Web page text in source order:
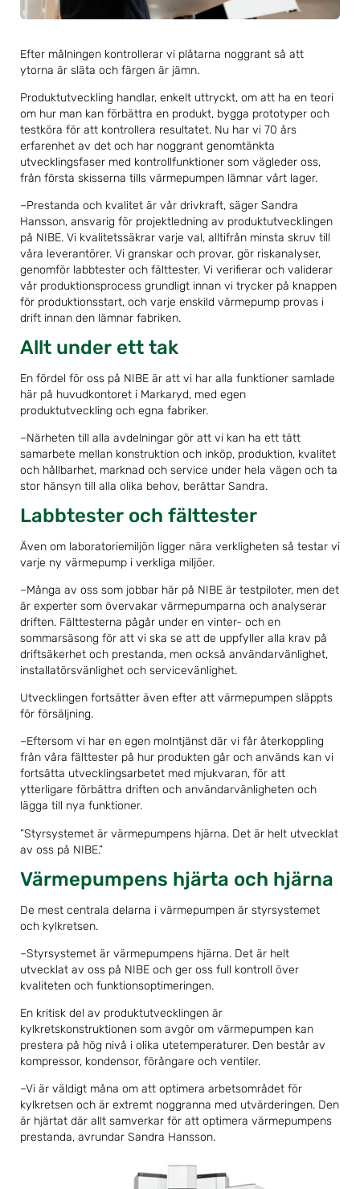
Efter målningen kontrollerar vi plåtarna noggrant så att
ytorna är släta och färgen är jämn.
Produktutveckling handlar, enkelt uttryckt, om att ha en teori
om hur man kan förbättra en produkt, bygga prototyper och
testköra för att kontrollera resultatet. Nu har vi 70 års
erfarenhet av det och har noggrant genomtänkta
utvecklingsfaser med kontrollfunktioner som vägleder oss,
från första skisserna tills värmepumpen lämnar vårt lager.
–Prestanda och kvalitet är vår drivkraft, säger Sandra
Hansson, ansvarig för projektledning av produktutvecklingen
på NIBE. Vi kvalitetssäkrar varje val, alltifrån minsta skruv till
våra leverantörer. Vi granskar och provar, gör riskanalyser,
genomför labbtester och fälttester. Vi verifierar och validerar
vår produktionsprocess grundligt innan vi trycker på knappen
för produktionsstart, och varje enskild värmepump provas i
drift innan den lämnar fabriken.
Allt under ett tak
En fördel för oss på NIBE är att vi har alla funktioner samlade
här på huvudkontoret i Markaryd, med egen
produktutveckling och egna fabriker.
–Närheten till alla avdelningar gör att vi kan ha ett tätt
samarbete mellan konstruktion och inköp, produktion, kvalitet
och hållbarhet, marknad och service under hela vägen och ta
stor hänsyn till alla olika behov, berättar Sandra.
Labbtester och fälttester
Även om laboratoriemiljön ligger nära verkligheten så testar vi
varje ny värmepump i verkliga miljöer.
–Många av oss som jobbar här på NIBE är testpiloter, men det
är experter som övervakar värmepumparna och analyserar
driften. Fälttesterna pågår under en vinter- och en
sommarsäsong för att vi ska se att de uppfyller alla krav på
driftsäkerhet och prestanda, men också användarvänlighet,
installatörsvänlighet och servicevänlighet.
Utvecklingen fortsätter även efter att värmepumpen släppts
för försäljning.
–Eftersom vi har en egen molntjänst där vi får återkoppling
från våra fälttester på hur produkten går och används kan vi
fortsätta utvecklingsarbetet med mjukvaran, för att
ytterligare förbättra driften och användarvänligheten och
lägga till nya funktioner.
”Styrsystemet är värmepumpens hjärna. Det är helt utvecklat
av oss på NIBE.”
Värmepumpens hjärta och hjärna
De mest centrala delarna i värmepumpen är styrsystemet
och kylkretsen.
–Styrsystemet är värmepumpens hjärna. Det är helt
utvecklat av oss på NIBE och ger oss full kontroll över
kvaliteten och funktionsoptimeringen.
En kritisk del av produktutvecklingen är
kylkretskonstruktionen som avgör om värmepumpen kan
prestera på hög nivå i olika utetemperaturer. Den består av
kompressor, kondensor, förångare och ventiler.
–Vi är väldigt måna om att optimera arbetsområdet för
kylkretsen och är extremt noggranna med utvärderingen. Den
är hjärtat där allt samverkar för att optimera värmepumpens
prestanda, avrundar Sandra Hansson.